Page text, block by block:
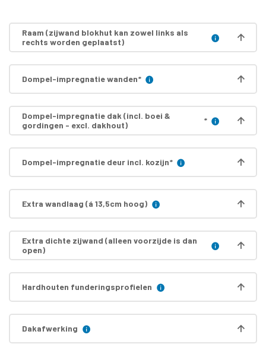
Raam (zijwand blokhut kan zowel links als
rechts worden geplaatst)
Dompel-impregnatie wanden*
Dompel-impregnatie dak (incl. boei &
gordingen - excl. dakhout)
*
Dompel-impregnatie deur incl. kozijn*
Extra wandlaag (á 13,5cm hoog)
Extra dichte zijwand (alleen voorzijde is dan
open)
Hardhouten funderingsprofielen
Dakafwerking